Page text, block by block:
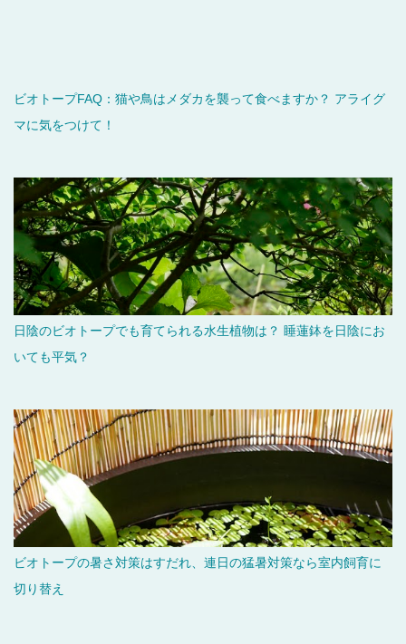
ビオトープFAQ：猫や鳥はメダカを襲って食べますか？ アライグ
マに気をつけて！
日陰のビオトープでも育てられる水生植物は？ 睡蓮鉢を日陰にお
いても平気？
ビオトープの暑さ対策はすだれ、連日の猛暑対策なら室内飼育に
切り替え